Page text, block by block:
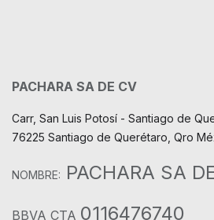
PACHARA SA DE CV
Carr, San Luis Potosí - Santiago de
76225 Santiago de Querétaro, Qro
NOMBRE: PACHARA SA
BBVA CTA 0116476740